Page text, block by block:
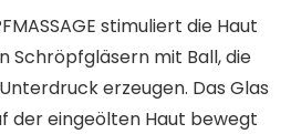
stimuliert die Haut
Schröpfgläsern mit Ball, die
erzeugen. Das Glas
der eingeölten Haut bewegt